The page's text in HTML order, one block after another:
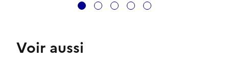
1 2 3 4 5
Voir aussi